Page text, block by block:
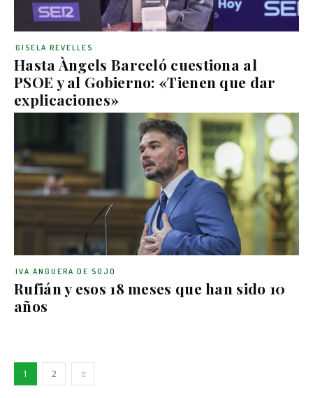
Hasta Àngels Barceló cuestiona al
PSOE y al Gobierno: «Tienen que dar
explicaciones»
GISELA REVELLES
Rufián y esos 18 meses que han sido 10
años
IVA ANGUERA DE SOJO
1 2